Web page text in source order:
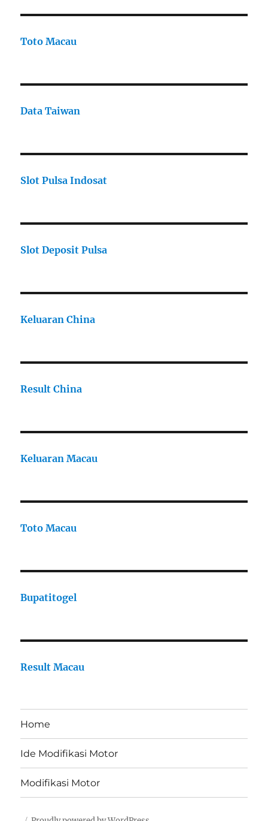
Toto Macau
Data Taiwan
Slot Pulsa Indosat
Slot Deposit Pulsa
Keluaran China
Result China
Keluaran Macau
Toto Macau
Bupatitogel
Result Macau
Home
Ide Modifikasi Motor
Modifikasi Motor